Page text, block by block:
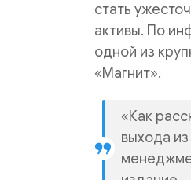
стать
активы. По
одной из
«Магнит».
«Как
выхода